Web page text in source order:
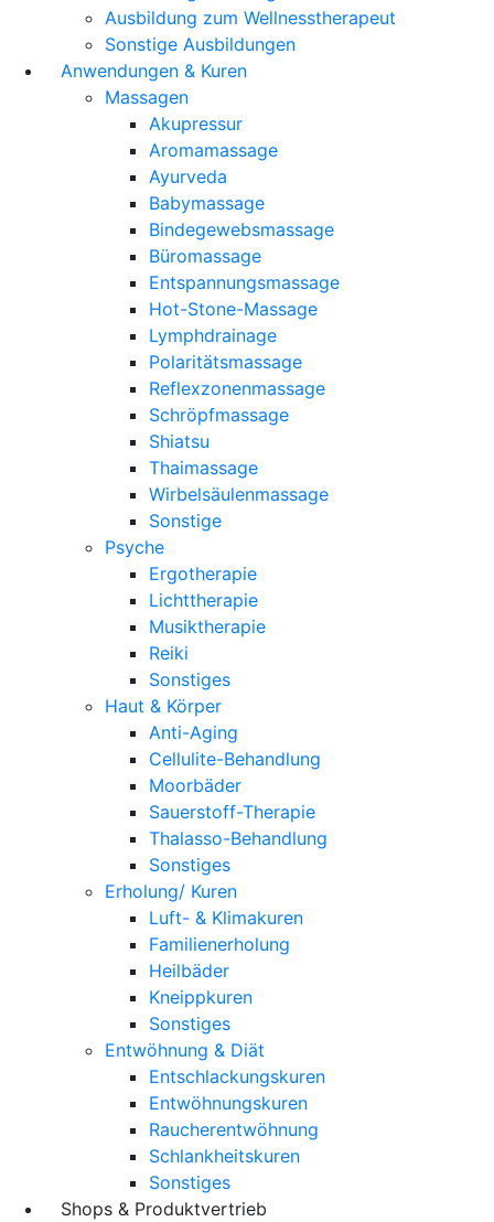
Ausbildung zum Wellnesstherapeut
Sonstige Ausbildungen
Anwendungen & Kuren
Massagen
Akupressur
Aromamassage
Ayurveda
Babymassage
Bindegewebsmassage
Büromassage
Entspannungsmassage
Hot-Stone-Massage
Lymphdrainage
Polaritätsmassage
Reflexzonenmassage
Schröpfmassage
Shiatsu
Thaimassage
Wirbelsäulenmassage
Sonstige
Psyche
Ergotherapie
Lichttherapie
Musiktherapie
Reiki
Sonstiges
Haut & Körper
Anti-Aging
Cellulite-Behandlung
Moorbäder
Sauerstoff-Therapie
Thalasso-Behandlung
Sonstiges
Erholung/ Kuren
Luft- & Klimakuren
Familienerholung
Heilbäder
Kneippkuren
Sonstiges
Entwöhnung & Diät
Entschlackungskuren
Entwöhnungskuren
Raucherentwöhnung
Schlankheitskuren
Sonstiges
Shops & Produktvertrieb